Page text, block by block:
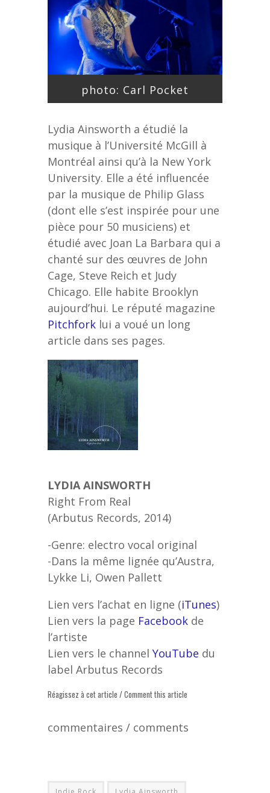
photo: Carl Pocket
Lydia Ainsworth a étudié la
musique à l’Université McGill à
Montréal ainsi qu’à la New York
University. Elle a été influencée
par la musique de Philip Glass
(dont elle s’est inspirée pour une
pièce pour 50 musiciens) et
étudié avec Joan La Barbara qui a
chanté sur des œuvres de John
Cage, Steve Reich et Judy
Chicago. Elle habite Brooklyn
aujourd’hui. Le réputé magazine
Pitchfork lui a voué un long
article dans ses pages.
LYDIA AINSWORTH
Right From Real
(Arbutus Records, 2014)
-Genre: electro vocal original
-Dans la même lignée qu’Austra,
Lykke Li, Owen Pallett
Lien vers l’achat en ligne (iTunes)
Lien vers la page Facebook de
l’artiste
Lien vers le channel YouTube du
label Arbutus Records
Réagissez à cet article / Comment this article
commentaires / comments